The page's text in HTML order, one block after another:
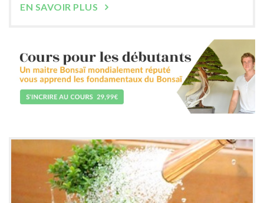
EN SAVOIR PLUS